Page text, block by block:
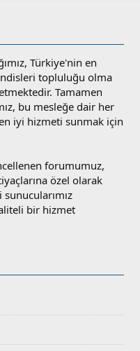
Türkiye'nin en
topluluğu olma
Tamamen
bu mesleğe dair her
iyi hizmeti sunmak için
forumumuz,
özel olarak
bir hizmet